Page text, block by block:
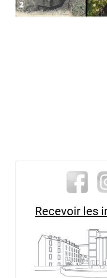
Recevoir les